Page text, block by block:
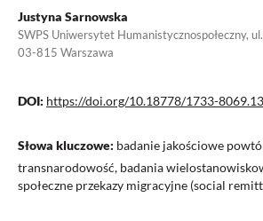
Justyna Sarnowska
SWPS Uniwersytet Humanistycznospołeczny,
03-815 Warszawa
DOI: https://doi.org/10.18778/1733-
Słowa kluczowe: badanie jakościowe
transnarodowość, badania
społeczne przekazy migracyjne (social